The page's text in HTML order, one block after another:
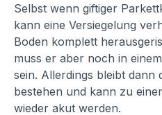
Selbst wenn giftiger
kann eine Versiegelung
Boden komplett
muss er aber noch in
sein. Allerdings bleibt
bestehen und kann zu
wieder akut werden.